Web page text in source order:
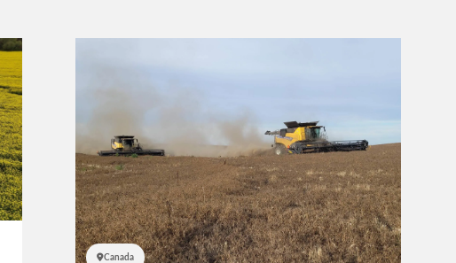
Canada